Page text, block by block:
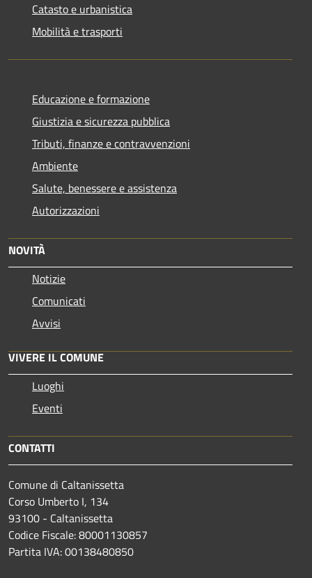
Catasto e urbanistica
Mobilità e trasporti
Educazione e formazione
Giustizia e sicurezza pubblica
Tributi, finanze e contravvenzioni
Ambiente
Salute, benessere e assistenza
Autorizzazioni
NOVITÀ
Notizie
Comunicati
Avvisi
VIVERE IL COMUNE
Luoghi
Eventi
CONTATTI
Comune di Caltanissetta
Corso Umberto I, 134
93100 - Caltanissetta
Codice Fiscale: 80001130857
Partita IVA: 00138480850